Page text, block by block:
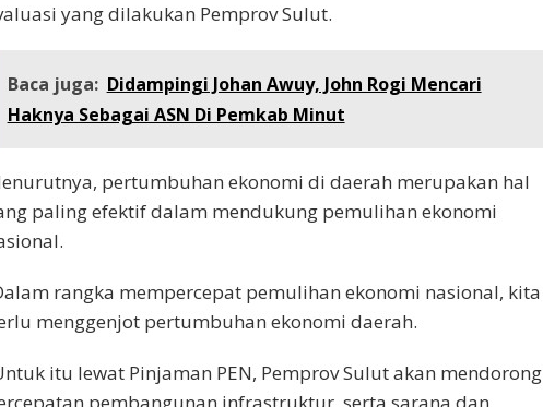
yang dilakukan Pemprov Sulut.
Baca juga: Didampingi Johan Awuy, John Rogi Mencari
Haknya Sebagai ASN Di Pemkab Minut
pertumbuhan ekonomi di daerah merupakan hal
paling efektif dalam mendukung pemulihan ekonomi
rangka mempercepat pemulihan ekonomi nasional, kita
menggenjot pertumbuhan ekonomi daerah.
itu lewat Pinjaman PEN, Pemprov Sulut akan mendorong